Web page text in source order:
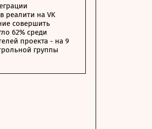
реалити на VK
совершить
62% среди
проекта - на 9
группы